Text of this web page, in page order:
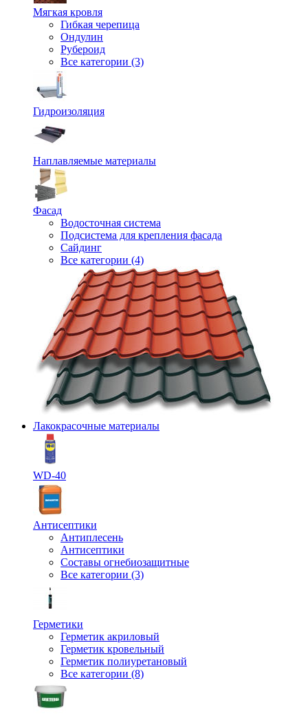
Мягкая кровля
Гибкая черепица
Ондулин
Рубероид
Все категории (3)
Гидроизоляция
Наплавляемые материалы
Фасад
Водосточная система
Подсистема для крепления фасада
Сайдинг
Все категории (4)
Лакокрасочные материалы
WD-40
Антисептики
Антиплесень
Антисептики
Составы огнебиозащитные
Все категории (3)
Герметики
Герметик акриловый
Герметик кровельный
Герметик полиуретановый
Все категории (8)